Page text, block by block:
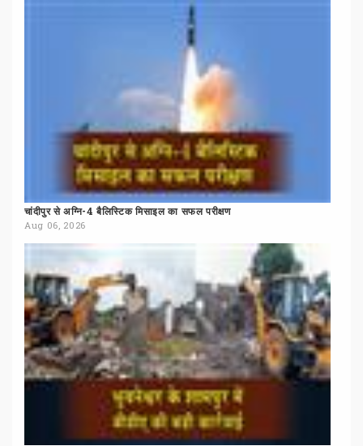
चांदीपुर से अग्नि-4 बैलिस्टिक मिसाइल का सफल परीक्षण
Aug 06, 2026